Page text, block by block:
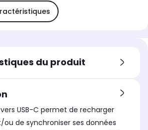
du produit
USB-C permet de recharger
de synchroniser ses données